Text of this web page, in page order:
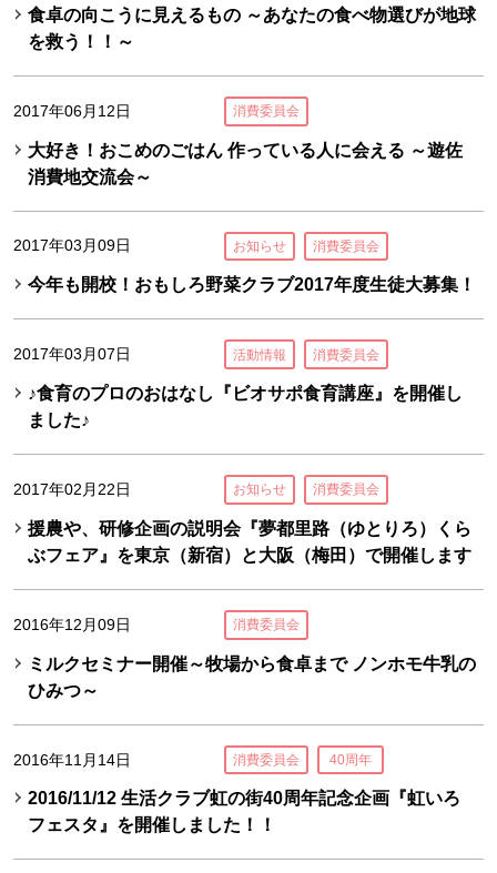
食卓の向こうに見えるもの ～あなたの食べ物選びが地球
を救う！！～
2017年06月12日 消費委員会
大好き！おこめのごはん 作っている人に会える ～遊佐
消費地交流会～
2017年03月09日 お知らせ 消費委員会
今年も開校！おもしろ野菜クラブ2017年度生徒大募集！
2017年03月07日 活動情報 消費委員会
♪食育のプロのおはなし『ビオサポ食育講座』を開催し
ました♪
2017年02月22日 お知らせ 消費委員会
援農や、研修企画の説明会『夢都里路（ゆとりろ）くら
ぶフェア』を東京（新宿）と大阪（梅田）で開催します
2016年12月09日 消費委員会
ミルクセミナー開催～牧場から食卓まで ノンホモ牛乳の
ひみつ～
2016年11月14日 消費委員会 40周年
2016/11/12 生活クラブ虹の街40周年記念企画『虹いろ
フェスタ』を開催しました！！